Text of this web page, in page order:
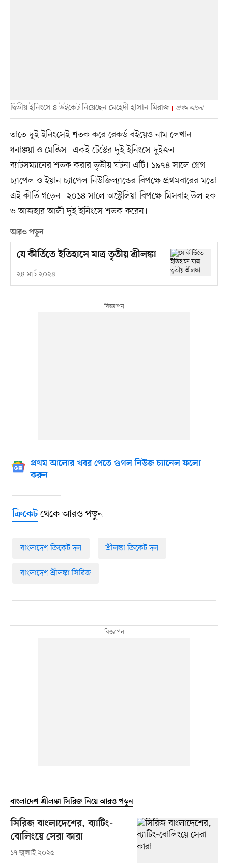
দ্বিতীয় ইনিংসে ৪ উইকেট নিয়েছেন মেহেদী হাসান মিরাজ প্রথম আলো
তাতে দুই ইনিংসেই শতক করে রেকর্ড বইয়েও নাম লেখান
ধনাঞ্জয়া ও মেন্ডিস। একই টেস্টের দুই ইনিংসে দুইজন
ব্যাটসম্যানের শতক করার তৃতীয় ঘটনা এটি। ১৯৭৪ সালে গ্রেগ
চ্যাপেল ও ইয়ান চ্যাপেল নিউজিল্যান্ডের বিপক্ষে প্রথমবারের মতো
এই কীর্তি গড়েন। ২০১৪ সালে অস্ট্রেলিয়া বিপক্ষে মিসবাহ উল হক
ও আজহার আলী দুই ইনিংসে শতক করেন।
আরও পড়ুন
যে কীর্তিতে ইতিহাসে মাত্র তৃতীয় শ্রীলঙ্কা
২৪ মার্চ ২০২৪
প্রথম আলোর খবর পেতে গুগল নিউজ চ্যানেল ফলো
করুন
ক্রিকেটথেকে আরও পড়ুন
বাংলাদেশ ক্রিকেট দল শ্রীলঙ্কা ক্রিকেট দল
বাংলাদেশ শ্রীলঙ্কা সিরিজ
বাংলাদেশ শ্রীলঙ্কা সিরিজ নিয়ে আরও পড়ুন
সিরিজ বাংলাদেশের, ব্যাটিং-
বোলিংয়ে সেরা কারা
১৭ জুলাই ২০২৫